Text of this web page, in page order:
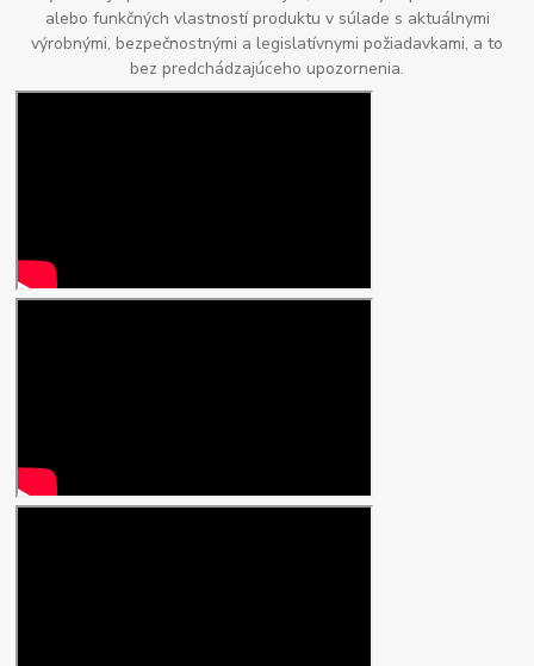
alebo funkčných vlastností produktu v súlade s aktuálnymi
výrobnými, bezpečnostnými a legislatívnymi požiadavkami, a to
bez predchádzajúceho upozornenia.